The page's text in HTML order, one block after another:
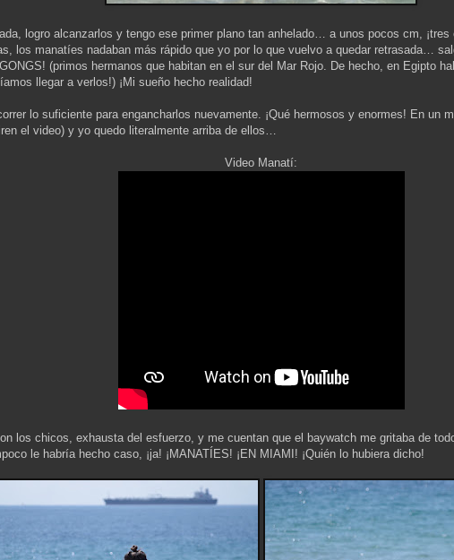
logro alcanzarlos y tengo ese primer plano tan anhelado… a unos pocos cm,
los manatíes nadaban más rápido que yo por lo que vuelvo a quedar retrasada…
(primos hermanos que habitan en el sur del Mar Rojo. De hecho, en Egipto
llegar a verlos!) ¡Mi sueño hecho realidad!
lo suficiente para engancharlos nuevamente. ¡Qué hermosos y enormes! En un
el video) y yo quedo literalmente arriba de ellos…
Video Manatí:
los chicos, exhausta del esfuerzo, y me cuentan que el baywatch me gritaba de
le habría hecho caso, ¡ja! ¡MANATÍES! ¡EN MIAMI! ¡Quién lo hubiera dicho!